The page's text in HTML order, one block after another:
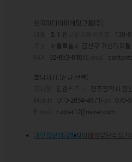
한국미디어마케팅그룹(주)
최지현
138-
서울특별시 금천구 가산디지
02-853-8187
호남지사 (전남·전북)
김춘식
광주광역시 광
010-2664-4671
070-
rucker12@naver.com
개인정보취급방침 이메일무단수집거